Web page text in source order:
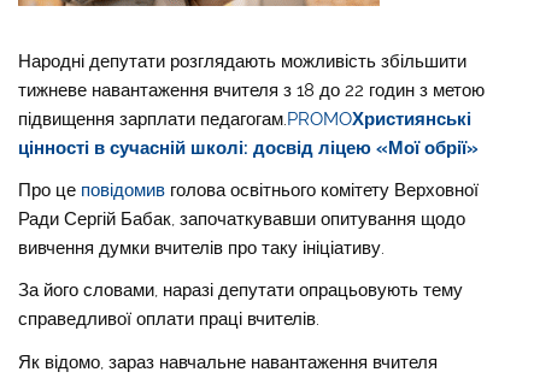
Народні депутати розглядають можливість збільшити
тижневе навантаження вчителя з 18 до 22 годин з метою
підвищення зарплати педагогам.PROMOХристиянські
цінності в сучасній школі: досвід ліцею «Мої обрії»
Про це повідомив голова освітнього комітету Верховної
Ради Сергій Бабак, започаткувавши опитування щодо
вивчення думки вчителів про таку ініціативу.
За його словами, наразі депутати опрацьовують тему
справедливої оплати праці вчителів.
Як відомо, зараз навчальне навантаження вчителя